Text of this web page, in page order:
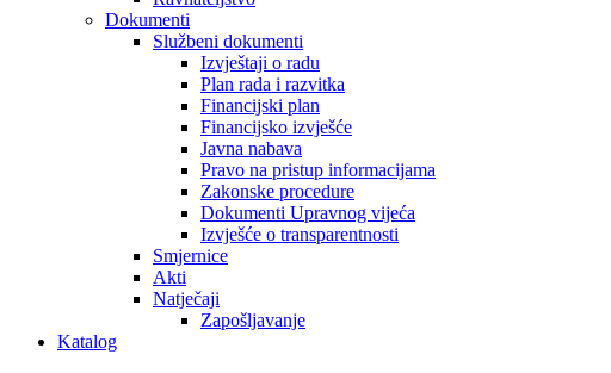
Dokumenti
Službeni dokumenti
Izvještaji o radu
Plan rada i razvitka
Financijski plan
Financijsko izvješće
Javna nabava
Pravo na pristup informacijama
Zakonske procedure
Dokumenti Upravnog vijeća
Izvješće o transparentnosti
Smjernice
Akti
Natječaji
Zapošljavanje
Katalog